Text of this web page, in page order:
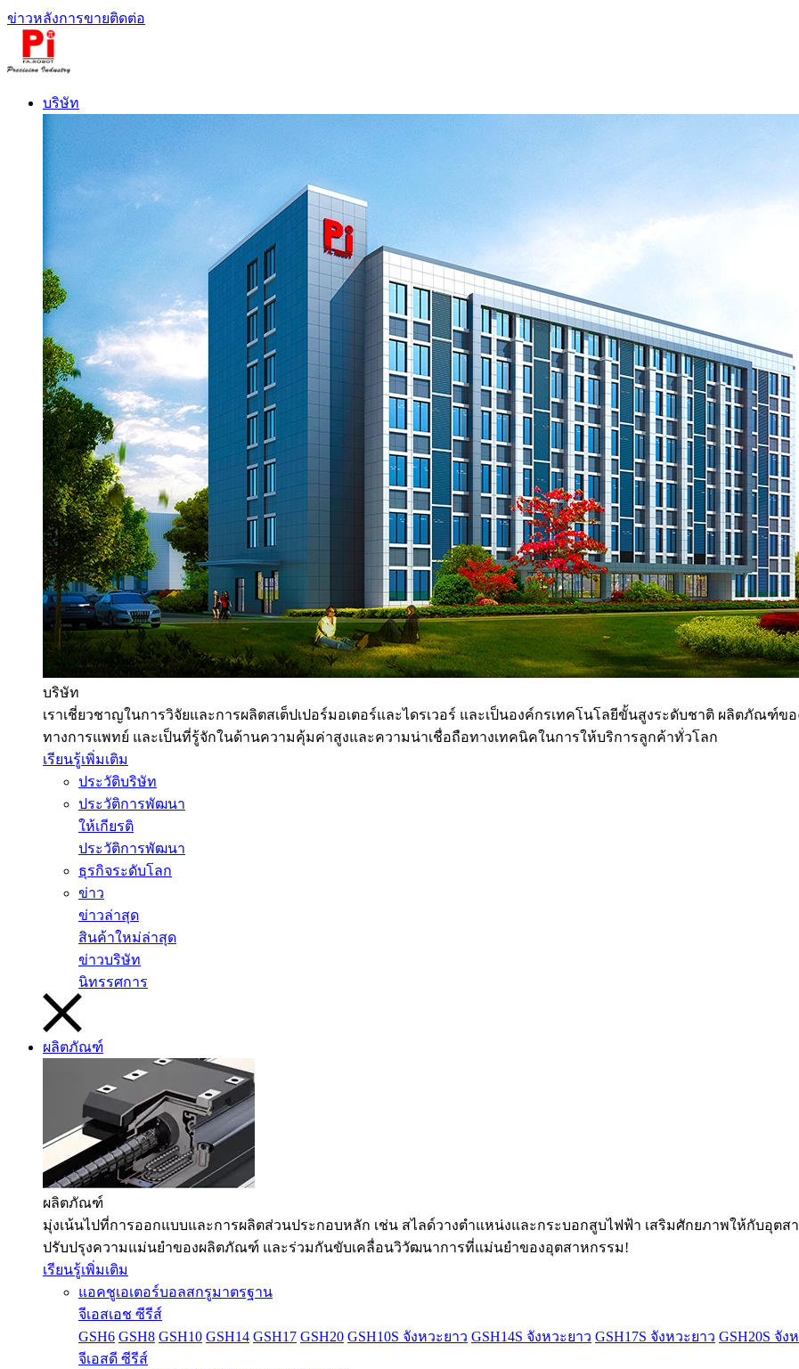
ข่าวหลังการขายติดต่อ
บริษัท
บริษัท
เราเชี่ยวชาญในการวิจัยและการผลิตสเต็ปเปอร์มอเตอร์และไดรเวอร์ และเป็นองค์กรเทคโนโลยีขั้นสูงระดับชาติ ผลิตภัณฑ์
ทางการแพทย์ และเป็นที่รู้จักในด้านความคุ้มค่าสูงและความน่าเชื่อถือทางเทคนิคในการให้บริการลูกค้าทั่วโลก
เรียนรู้เพิ่มเติม
ประวัติบริษัท
ประวัติการพัฒนา
ให้เกียรติ
ประวัติการพัฒนา
ธุรกิจระดับโลก
ข่าว
ข่าวล่าสุด
สินค้าใหม่ล่าสุด
ข่าวบริษัท
นิทรรศการ
ผลิตภัณฑ์
ผลิตภัณฑ์
มุ่งเน้นไปที่การออกแบบและการผลิตส่วนประกอบหลัก เช่น สไลด์วางตำแหน่งและกระบอกสูบไฟฟ้า เสริมศักยภาพให้กับอุต
ปรับปรุงความแม่นยำของผลิตภัณฑ์ และร่วมกันขับเคลื่อนวิวัฒนาการที่แม่นยำของอุตสาหกรรม!
เรียนรู้เพิ่มเติม
แอคชูเอเตอร์บอลสกรูมาตรฐาน
จีเอสเอช ซีรีส์
GSH6 GSH8 GSH10 GSH14 GSH17 GSH20 GSH10S จังหวะยาว GSH14S จังหวะยาว GSH17S จังหวะยาว GSH20S จัง
จีเอสดี ซีรีส์